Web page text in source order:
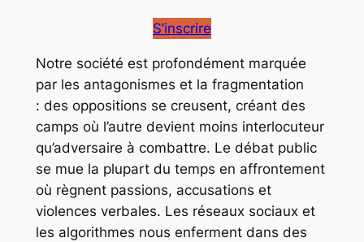
S’inscrire
Notre société est profondément marquée
par les antagonismes et la fragmentation
: des oppositions se creusent, créant des
camps où l’autre devient moins interlocuteur
qu’adversaire à combattre. Le débat public
se mue la plupart du temps en affrontement
où règnent passions, accusations et
violences verbales. Les réseaux sociaux et
les algorithmes nous enferment dans des